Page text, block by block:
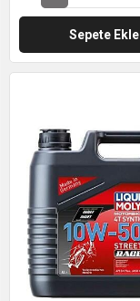
Sepete Ekle